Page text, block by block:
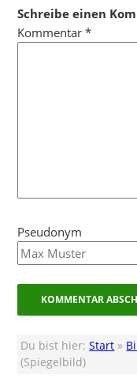
Schreibe einen
Kommentar*
Pseudonym
Du bist hier:Start »
(Spiegelbild)